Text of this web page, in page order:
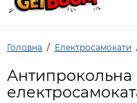
Головна Електросамокати